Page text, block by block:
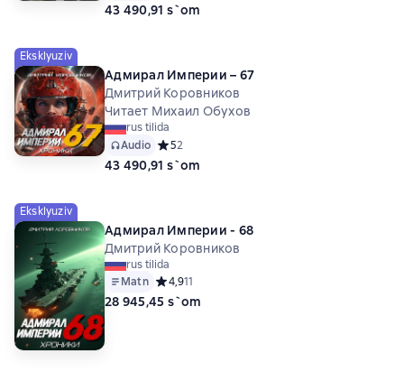
43 490,91 s`om
Eksklyuziv
Адмирал Империи – 67
Дмитрий Коровников
Читает Михаил Обухов
rus tilida
Audio Средний рейтинг 5 на основе 2 оценок
52
43 490,91 s`om
Eksklyuziv
Адмирал Империи - 68
Дмитрий Коровников
rus tilida
Matn Средний рейтинг 4,9 на основе 11 оценок
4,911
28 945,45 s`om